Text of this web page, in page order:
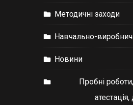
Методичні заходи
Навчально-
Новини
Пробні